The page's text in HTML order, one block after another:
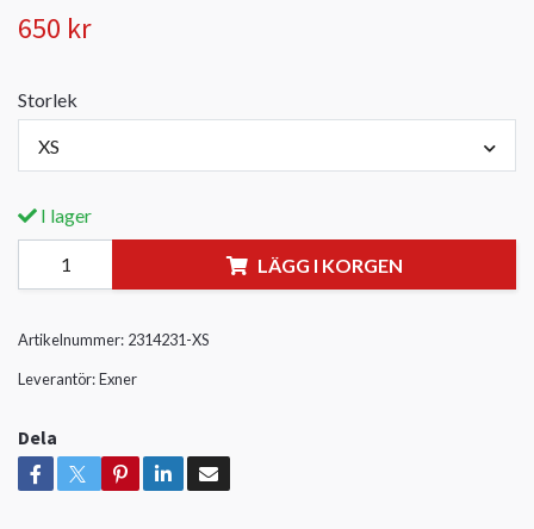
650 kr
Storlek
XS
I lager
LÄGG I KORGEN
Artikelnummer: 2314231-XS
Leverantör:Exner
Dela